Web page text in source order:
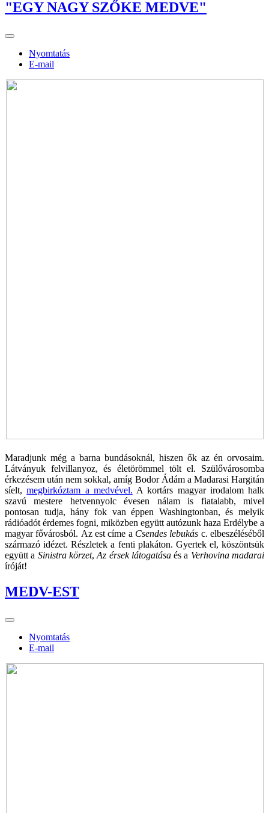
"EGY NAGY SZŐKE MEDVE"
Nyomtatás
E-mail
Maradjunk még a barna bundásoknál, hiszen ők az én orvosaim.
Látványuk felvillanyoz, és életörömmel tölt el. Szülővárosomba
érkezésem után nem sokkal, amíg Bodor Ádám a Madarasi Hargitán
síelt,megbirkóztam a medvével. A kortárs magyar irodalom halk
szavú mestere hetvennyolc évesen nálam is fiatalabb, mivel
pontosan tudja, hány fok van éppen Washingtonban, és melyik
rádióadót érdemes fogni, miközben együtt autózunk haza Erdélybe a
magyar fővárosból. Az est címe a Csendes lebukás c. elbeszéléséből
származó idézet. Részletek a fenti plakáton. Gyertek el, köszöntsük
együtt a Sinistra körzet,Az érsek látogatásaés a Verhovina madarai
íróját!
MEDV-EST
Nyomtatás
E-mail